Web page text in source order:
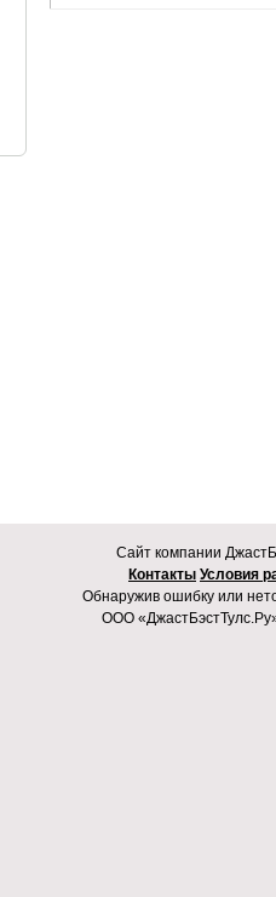
Cайт компании
Контакты Условия
Обнаружив ошибку или
ООО